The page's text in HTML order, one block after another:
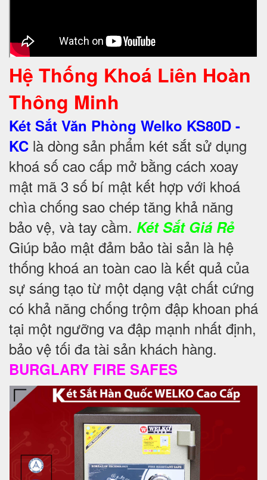
Hệ Thống Khoá Liên Hoàn
Thông Minh
Két Sắt Văn Phòng Welko KS80D -
KC là dòng sản phẩm két sắt sử dụng
khoá số cao cấp mở bằng cách xoay
mật mã 3 số bí mật kết hợp với khoá
chìa chống sao chép tăng khả năng
bảo vệ, và tay cầm. Két Sắt Giá Rẻ
Giúp bảo mật đảm bảo tài sản là hệ
thống khoá an toàn cao là kết quả của
sự sáng tạo từ một dạng vật chất cứng
có khả năng chống trộm đập khoan phá
tại một ngưỡng va đập mạnh nhất định,
bảo vệ tối đa tài sản khách hàng.
BURGLARY FIRE SAFES